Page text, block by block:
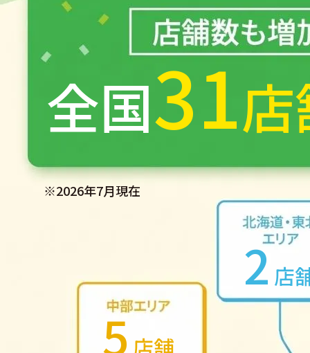
全国31
※2026年7月現在
2店
5店舗